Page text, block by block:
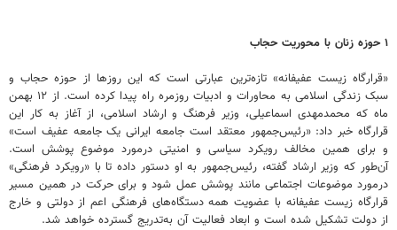
۱ حوزه زنان با محوریت حجاب
«قرارگاه زیست عفیفانه» تازه‌ترین عبارتی است که این روزها از حوزه حجاب و
سبک زندگی اسلامی به محاورات و ادبیات روزمره راه پیدا کرده است. از ۱۲ بهمن
ماه که محمدمهدی اسماعیلی، وزیر فرهنگ و ارشاد اسلامی، از آغاز به کار این
قرارگاه خبر داد: «رئیس‌جمهور معتقد است جامعه ایرانی یک جامعه عفیف است»
و برای همین مخالف رویکرد سیاسی و امنیتی درمورد موضوع پوشش است.
آن‌طور که وزیر ارشاد گفته، رئیس‌جمهور به او دستور داده تا با «رویکرد فرهنگی»
درمورد موضوعات اجتماعی مانند پوشش عمل شود و برای حرکت در همین مسیر
قرارگاه زیست عفیفانه با عضویت همه دستگاه‌های فرهنگی اعم از دولتی و خارج
از دولت تشکیل شده است و ابعاد فعالیت آن به‌تدریج گسترده خواهد شد.